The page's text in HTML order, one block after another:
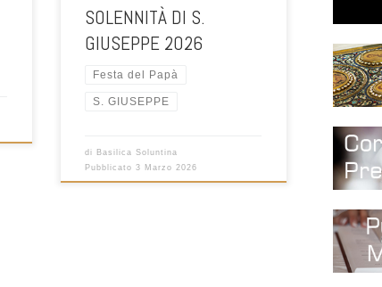
SOLENNITÀ DI S.
GIUSEPPE 2026
Festa del Papà
S. GIUSEPPE
di Basilica Soluntina
Pubblicato3 Marzo 2026